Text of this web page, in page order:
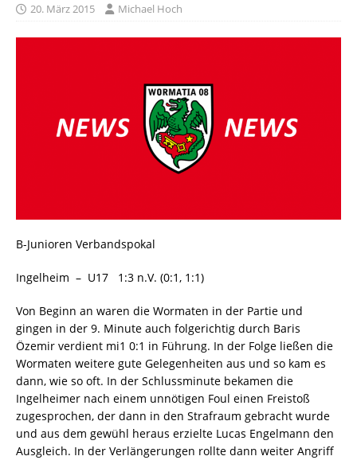
20. März 2015 Michael Hoch
B-Junioren Verbandspokal
Ingelheim – U17 1:3 n.V. (0:1, 1:1)
Von Beginn an waren die Wormaten in der Partie und
gingen in der 9. Minute auch folgerichtig durch Baris
Özemir verdient mi1 0:1 in Führung. In der Folge ließen die
Wormaten weitere gute Gelegenheiten aus und so kam es
dann, wie so oft. In der Schlussminute bekamen die
Ingelheimer nach einem unnötigen Foul einen Freistoß
zugesprochen, der dann in den Strafraum gebracht wurde
und aus dem gewühl heraus erzielte Lucas Engelmann den
Ausgleich. In der Verlängerungen rollte dann weiter Angriff